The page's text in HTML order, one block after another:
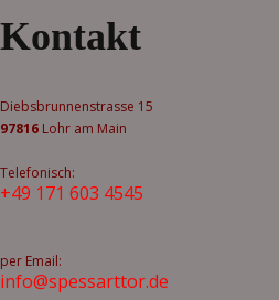
Kontakt
Diebsbrunnenstrasse 15
97816 Lohr am Main
Telefonisch:
+49 171 603 4545
per Email:
info@spessarttor.de